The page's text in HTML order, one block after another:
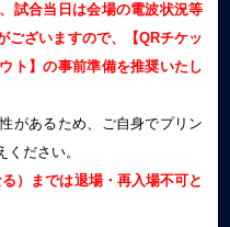
試合当日は会場の電波状況等
ございますので、【QRチケッ
ト】の事前準備を推奨いたし
があるため、ご自身でプリン
ださい。
）までは退場・再入場不可と